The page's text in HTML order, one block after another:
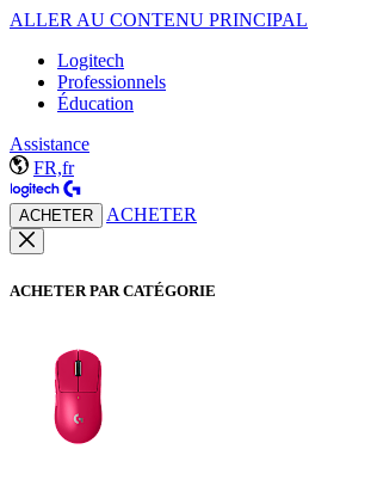
ALLER AU CONTENU PRINCIPAL
Logitech
Professionnels
Éducation
Assistance
FR,fr
ACHETER ACHETER
ACHETER PAR CATÉGORIE